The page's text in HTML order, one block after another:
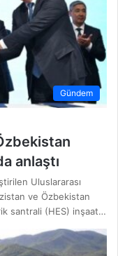
Gündem
anlaştı
Uluslararası
ve Özbekistan
santrali (HES) inşaat…